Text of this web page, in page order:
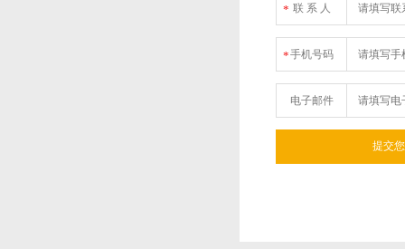
* 联 系 人
*手机号码
电子邮件